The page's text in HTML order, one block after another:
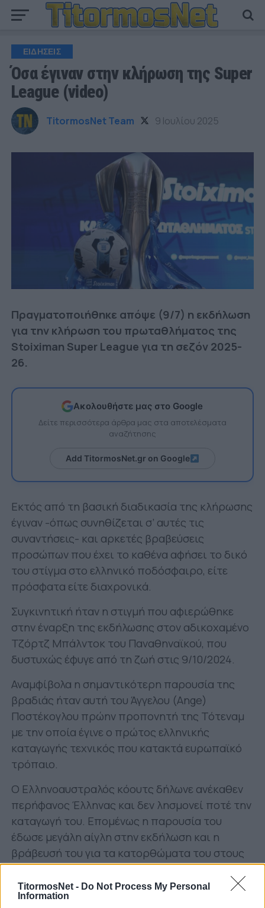
TitormosNet - Do Not Process My Personal
Information
ΕΙΔΗΣΕΙΣ
Όσα έγιναν στην κλήρωση της Super
League (video)
TitormosNet Team 9 Ιουλίου 2025
Πραγματοποιήθηκε απόψε (9/7) η εκδήλωση
για την κλήρωση του πρωταθλήματος της
Stoiximan Super League για τη σεζόν 2025-
26.
Ακολουθήστε μας στο Google
Δείτε περισσότερα άρθρα μας στα αποτελέσματα
αναζήτησης
Add TitormosNet.gr on Google
Εκτός από τη βασική διαδικασία της κλήρωσης
έγιναν -όπως συνηθίζεται σ’ αυτές τις
συναντήσεις- και αρκετές βραβεύσεις
προσώπων που έχει το καθένα αφήσει το δικό
του στίγμα στο ελληνικό ποδόσφαιρο, είτε
πρόσφατα είτε διαχρονικά.
Συγκινητική ήταν η στιγμή που αφιερώθηκε
στην έναρξη της εκδήλωσης στον αδικοχαμένο
Τζόρτζ Μπάλντοκ του Παναθηναϊκού, που
δυστυχώς έφυγε από τη ζωή στις 9/10/2024.
Αναμφίβολα η σημαντικότερη παρουσία της
βραδιάς ήταν αυτή του Άγγελου (Ange)
Ποστέκογλου πρώην προπονητή της Τότεναμ
με την οποία έγινε ο πρώτος ελληνικής
καταγωγής τεχνικός που κατακτά ευρωπαϊκό
τρόπαιο.
Ο Ελληνοαυστραλός κόουτς δήλωνε ανέκαθεν
περήφανος Έλληνας και δεν λησμονεί ποτέ την
καταγωγή του. Επομένως η παρουσία του
έδωσε μεγάλη αίγλη στην εκδήλωση και η
βράβευσή του για τα κατορθώματα του στους
πάγκους ήταν απαραίτητη.
Βραβεύτηκαν επίσης οι Αντελίνο Βιερίνια και